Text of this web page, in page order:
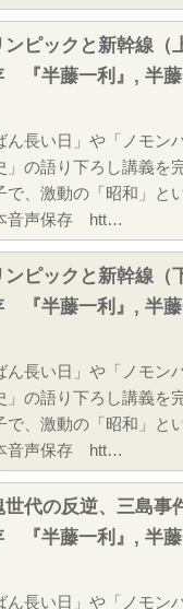
ピックと新幹線（
『半藤一利』, 半
ん長い日」や「ノモ
」の語り下ろし講義を
で、激動の「昭和」
音声保存 htt…
ピックと新幹線（
『半藤一利』, 半
ん長い日」や「ノモ
」の語り下ろし講義を
で、激動の「昭和」
音声保存 htt…
代の反逆、三島事
『半藤一利』, 半
ん長い日」や「ノモ